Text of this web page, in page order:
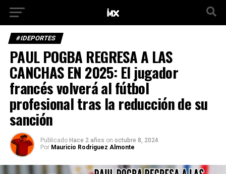
#IDEPORTES
PAUL POGBA REGRESA A LAS
CANCHAS EN 2025: El jugador
francés volverá al fútbol
profesional tras la reducción de su
sanción
Publicado Hace 2 años on octubre 8, 2024
Por Mauricio Rodriguez Almonte